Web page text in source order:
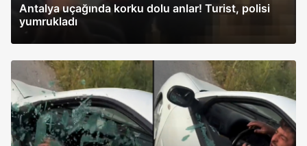
Antalya uçağında korku dolu anlar! Turist, polisi
yumrukladı